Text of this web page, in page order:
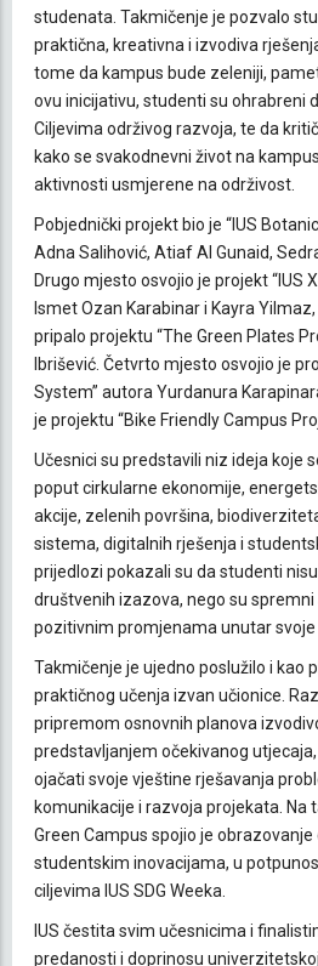
studenata. Takmičenje je pozvalo
praktična, kreativna i izvodiva
tome da kampus bude zeleniji,
ovu inicijativu, studenti su ohrabreni
Ciljevima održivog razvoja, te da
kako se svakodnevni život na
aktivnosti usmjerene na održivost.
Pobjednički projekt bio je “IUS
Adna Salihović, Atiaf Al Gunaid,
Drugo mjesto osvojio je projekt “IUS
Ismet Ozan Karabinar i Kayra
pripalo projektu “The Green Plates
Ibrišević. Četvrto mjesto osvojio je
System” autora Yurdanura
je projektu “Bike Friendly Campus
Učesnici su predstavili niz ideja koje
poput cirkularne ekonomije,
akcije, zelenih površina,
sistema, digitalnih rješenja i
prijedlozi pokazali su da studenti
društvenih izazova, nego su
pozitivnim promjenama unutar svoje
Takmičenje je ujedno poslužilo i kao
praktičnog učenja izvan učionice.
pripremom osnovnih planova
predstavljanjem očekivanog
ojačati svoje vještine rješavanja
komunikacije i razvoja projekata. Na
Green Campus spojio je
studentskim inovacijama, u
ciljevima IUS SDG Weeka.
IUS čestita svim učesnicima i
predanosti i doprinosu